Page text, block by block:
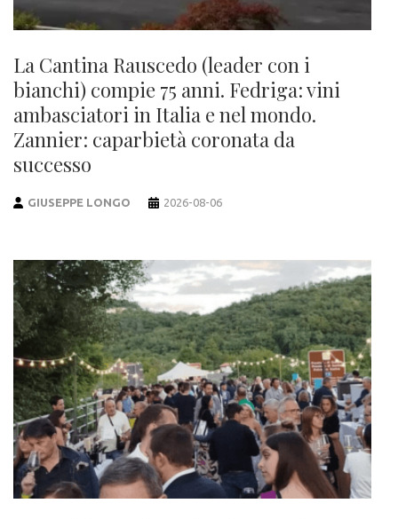
La Cantina Rauscedo (leader con i
bianchi) compie 75 anni. Fedriga: vini
ambasciatori in Italia e nel mondo.
Zannier: caparbietà coronata da
successo
GIUSEPPE LONGO 2026-08-06